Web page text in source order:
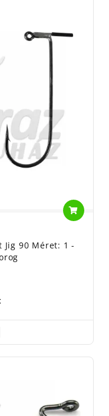
Jig 90 Méret: 1 -